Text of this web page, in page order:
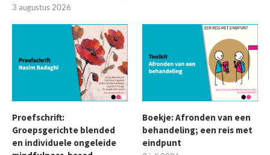
3 augustus 2026
Proefschrift:
Groepsgerichte blended
en individuele ongeleide
Boekje: Afronden van een
behandeling; een reis met
eindpunt